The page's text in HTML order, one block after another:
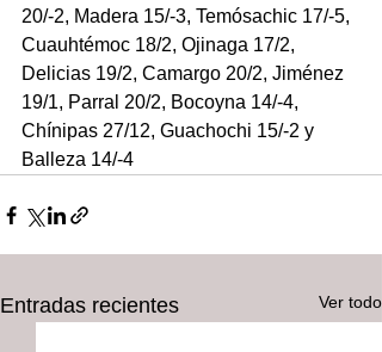
20/-2, Madera 15/-3, Temósachic 17/-5,
Cuauhtémoc 18/2, Ojinaga 17/2,
Delicias 19/2, Camargo 20/2, Jiménez
19/1, Parral 20/2, Bocoyna 14/-4,
Chínipas 27/12, Guachochi 15/-2 y
Balleza 14/-4
Entradas recientes Ver todo